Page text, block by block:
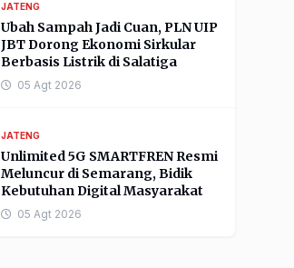
JATENG
Ubah Sampah Jadi Cuan, PLN UIP
JBT Dorong Ekonomi Sirkular
Berbasis Listrik di Salatiga
05 Agt 2026
JATENG
Unlimited 5G SMARTFREN Resmi
Meluncur di Semarang, Bidik
Kebutuhan Digital Masyarakat
05 Agt 2026